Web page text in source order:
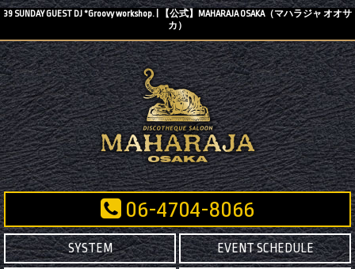
39 SUNDAY GUEST DJ *Groovy workshop. | 【公式】MAHARAJA OSAKA（マハラジャ オオサ
カ）
06-4704-8066
SYSTEM EVENT SCHEDULE